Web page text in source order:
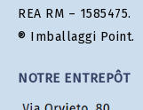
REA RM – 1585475.
® Imballaggi Point.
NOTRE ENTREPÔT